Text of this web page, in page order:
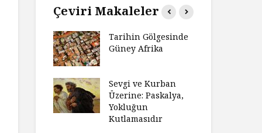
Çeviri Makaleler
Tarihin Gölgesinde
Güney Afrika
Sevgi ve Kurban
Üzerine: Paskalya,
Yokluğun
Kutlamasıdır